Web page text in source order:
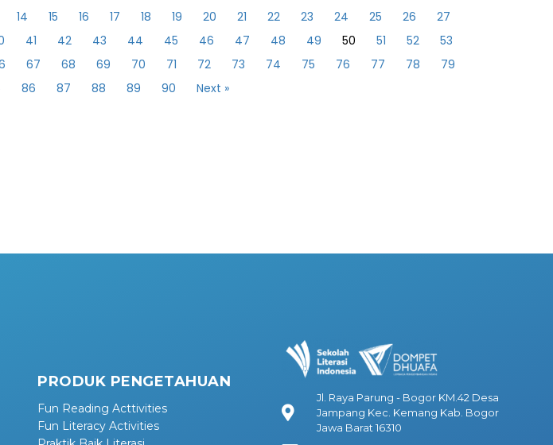
14 15 16 17 18 19 20 21 22 23 24 25 26
27
41 42 43 44 45 46 47 48 49 50 51 52
53
67 68 69 70 71 72 73 74 75 76 77 78
79
86 87 88 89 90 Next »
PRODUK PENGETAHUAN
Fun Reading Acttivities
Fun Literacy Activities
Jl. Raya Parung - Bogor KM.42 Desa
Jampang Kec. Kemang Kab. Bogor
Jawa Barat 16310